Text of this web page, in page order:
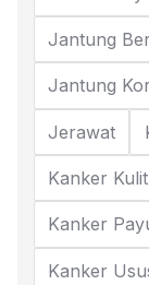
Jantung
Jantung
Jerawat
Kanker Kulit
Kanker
Kanker